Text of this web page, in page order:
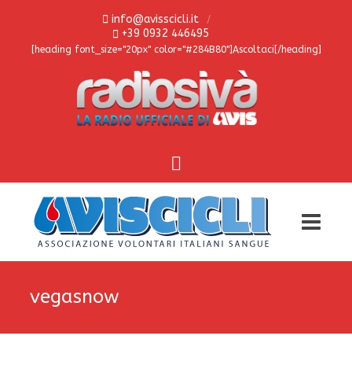
info@avisscicli.it
+39 0932 446495
[heading font_size="20px" color="#284B80"]Ascoltaci[/heading]
vegasnow